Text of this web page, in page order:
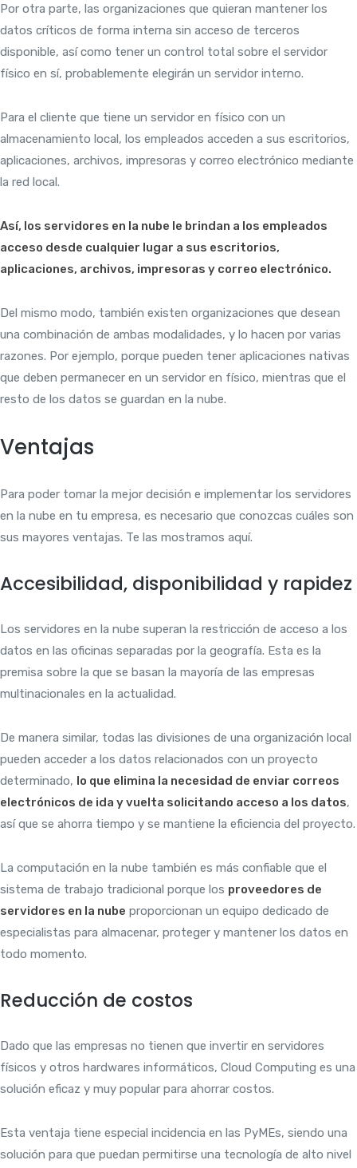
Por otra parte, las organizaciones que quieran mantener los
datos críticos de forma interna sin acceso de terceros
disponible, así como tener un control total sobre el servidor
físico en sí, probablemente elegirán un servidor interno.
Para el cliente que tiene un servidor en físico con un
almacenamiento local, los empleados acceden a sus escritorios,
aplicaciones, archivos, impresoras y correo electrónico mediante
la red local.
Así, los servidores en la nube le brindan a los empleados
acceso desde cualquier lugar a sus escritorios,
aplicaciones, archivos, impresoras y correo electrónico.
Del mismo modo, también existen organizaciones que desean
una combinación de ambas modalidades, y lo hacen por varias
razones. Por ejemplo, porque pueden tener aplicaciones nativas
que deben permanecer en un servidor en físico, mientras que el
resto de los datos se guardan en la nube.
Ventajas
Para poder tomar la mejor decisión e implementar los servidores
en la nube en tu empresa, es necesario que conozcas cuáles son
sus mayores ventajas. Te las mostramos aquí.
Accesibilidad, disponibilidad y rapidez
Los servidores en la nube superan la restricción de acceso a los
datos en las oficinas separadas por la geografía. Esta es la
premisa sobre la que se basan la mayoría de las empresas
multinacionales en la actualidad.
De manera similar, todas las divisiones de una organización local
pueden acceder a los datos relacionados con un proyecto
determinado, lo que elimina la necesidad de enviar correos
electrónicos de ida y vuelta solicitando acceso a los datos,
así que se ahorra tiempo y se mantiene la eficiencia del proyecto.
La computación en la nube también es más confiable que el
sistema de trabajo tradicional porque los proveedores de
servidores en la nube proporcionan un equipo dedicado de
especialistas para almacenar, proteger y mantener los datos en
todo momento.
Reducción de costos
Dado que las empresas no tienen que invertir en servidores
físicos y otros hardwares informáticos, Cloud Computing es una
solución eficaz y muy popular para ahorrar costos.
Esta ventaja tiene especial incidencia en las PyMEs, siendo una
solución para que puedan permitirse una tecnología de alto nivel